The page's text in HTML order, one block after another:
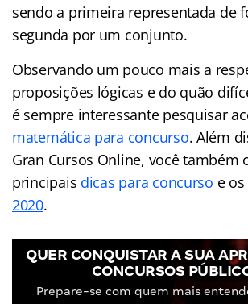
sendo a primeira representada de
segunda por um conjunto.
Observando um pouco mais a
proposições lógicas e do quão
é sempre interessante pesquisar
matemática para concurso. Além
Gran Cursos Online, você também
principais dicas para concurso e os
2020.
QUER CONQUISTAR A SUA
CONCURSOS
Prepare-se com quem mais